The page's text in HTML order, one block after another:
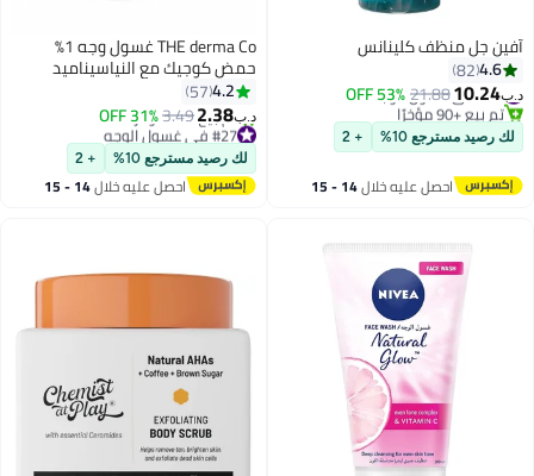
آفين جل منظف كلينانس
4.6
82
د.ب‏10.24
21.88
53% OFF #30 في غسول الوجه
تم بيع +90 مؤخرًا
#30 في غسول الوجه
لك رصيد مسترجع 10% + 2
احصل عليه خلال 14 - 15
THE derma Co غسول وجه 1%
حمض كوجيك مع النياسيناميد
والألفا أربوتين للبقع الداكنة، والتصبغ
- قد يختلف التغليف 100 مل
4.2
57
د.ب‏2.38
3.49
31% OFF #27 في غسول الوجه
أقل سعر في 30 يوم
تم بيع +70 مؤخرًا
#27 في غسول الوجه
لك رصيد مسترجع 10% + 2
احصل عليه خلال 14 - 15